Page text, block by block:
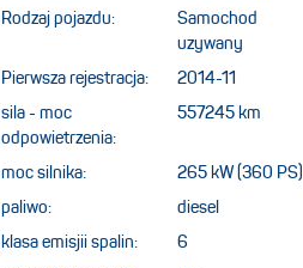
Rodzaj pojazdu:
Samochod
uzywany
Pierwsza rejestracja: 2014-11
sila - moc
odpowietrzenia:
557245 km
moc silnika: 265 kW (360 PS)
paliwo: diesel
klasa emisjii spalin: 6